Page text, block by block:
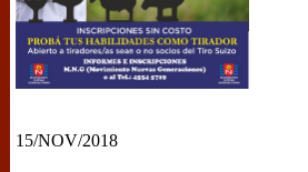
15/NOV/2018